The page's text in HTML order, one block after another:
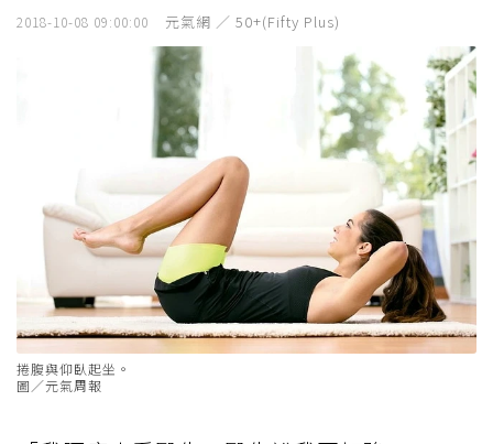
2018-10-08 09:00:00 元氣網 ／ 50+(Fifty Plus)
捲腹與仰臥起坐。
圖／元氣周報